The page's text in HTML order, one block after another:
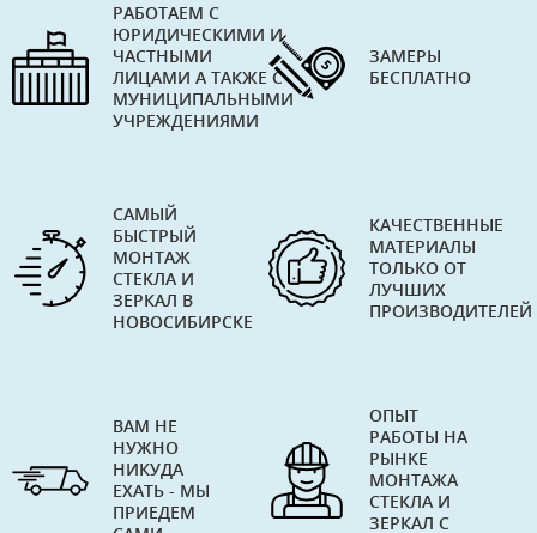
РАБОТАЕМ С
ЮРИДИЧЕСКИМИ И
ЧАСТНЫМИ
ЛИЦАМИ А ТАКЖЕ С
МУНИЦИПАЛЬНЫМИ
УЧРЕЖДЕНИЯМИ
ЗАМЕРЫ
БЕСПЛАТНО
САМЫЙ
БЫСТРЫЙ
МОНТАЖ
СТЕКЛА И
ЗЕРКАЛ В
НОВОСИБИРСКЕ
КАЧЕСТВЕННЫЕ
МАТЕРИАЛЫ
ТОЛЬКО ОТ
ЛУЧШИХ
ПРОИЗВОДИТЕЛЕЙ
ВАМ НЕ
НУЖНО
НИКУДА
ЕХАТЬ - МЫ
ПРИЕДЕМ
ОПЫТ
РАБОТЫ НА
РЫНКЕ
МОНТАЖА
СТЕКЛА И
ЗЕРКАЛ С